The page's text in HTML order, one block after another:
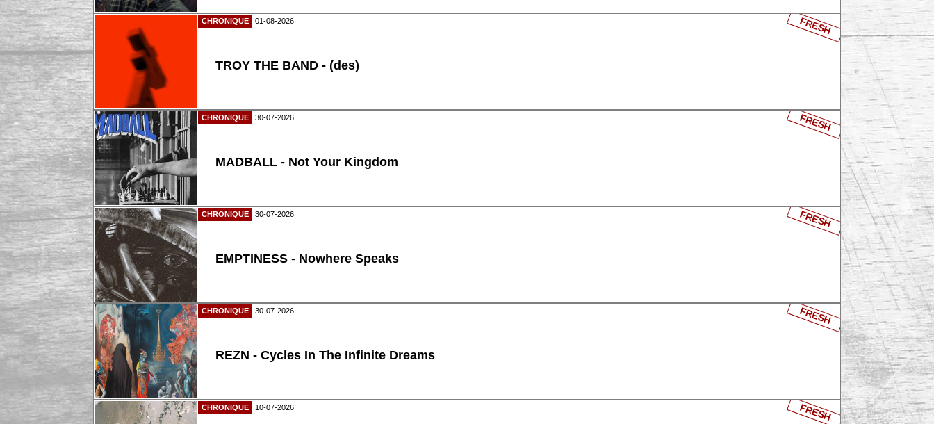
CHRONIQUE 01-08-2026
TROY THE BAND - (des)
FRESH
CHRONIQUE 30-07-2026
MADBALL - Not Your Kingdom
FRESH
CHRONIQUE 30-07-2026
EMPTINESS - Nowhere Speaks
FRESH
CHRONIQUE 30-07-2026
REZN - Cycles In The Infinite Dreams
FRESH
CHRONIQUE 10-07-2026 FRESH